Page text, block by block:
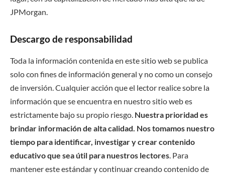
JPMorgan.
Descargo de responsabilidad
Toda la información contenida en este sitio web se publica
solo con fines de información general y no como un consejo
de inversión. Cualquier acción que el lector realice sobre la
información que se encuentra en nuestro sitio web es
estrictamente bajo su propio riesgo. Nuestra prioridad es
brindar información de alta calidad. Nos tomamos nuestro
tiempo para identificar, investigar y crear contenido
educativo que sea útil para nuestros lectores . Para
mantener este estándar y continuar creando contenido de